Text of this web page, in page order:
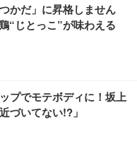
かだ」に昇格しません
じとっこ”が味わえる
プでモテボディに！坂上
づいてない!?」